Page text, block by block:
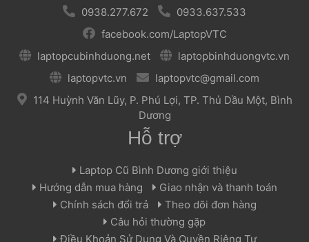
0938.277.672
0933.637.533
facebook.com/LaptopVTC
laptopcubinhduong.net
laptopbinhduongvtc.vn
laptopvtc.vn
laptopvtc@gmail.com
114 Huỳnh Văn Lũy, P. Phú Lợi, TP. Thủ Dầu Một, Bình
Dương
Hỗ trợ
Laptop Cũ Bình Dương giới thiệu
Hướng dẫn mua hàng
Giao nhận và thanh toán
Chính sách đổi trả
Theo dõi đơn hàng
Câu hỏi thường gặp
Điều Khoản Sử Dụng Và Quyền Riêng Tư